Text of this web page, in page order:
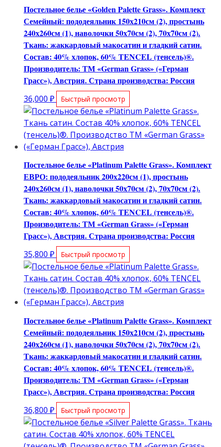
Постельное белье «Golden Palette Grass». Комплект
Семейный: пододеяльник 150х210см (2), простынь
240х260см (1), наволочки 50х70см (2), 70х70см (2).
Ткань: жаккардовый макосатин и гладкий сатин.
Состав: 40% хлопок, 60% TENCEL (тенсель)®.
Производитель: ТМ «German Grass» («Герман
Грасс»), Австрия. Страна производства: Россия
36,000 ₽ Быстрый просмотр
Постельное белье «Platinum Palette Grass». Комплект
ЕВРО: пододеяльник 200х220см (1), простынь
240х260см (1), наволочки 50х70см (2), 70х70см (2).
Ткань: жаккардовый макосатин и гладкий сатин.
Состав: 40% хлопок, 60% TENCEL (тенсель)®.
Производитель: ТМ «German Grass» («Герман
Грасс»), Австрия. Страна производства: Россия
35,800 ₽ Быстрый просмотр
Постельное белье «Platinum Palette Grass». Комплект
Семейный: пододеяльник 150х210см (2), простынь
240х260см (1), наволочки 50х70см (2), 70х70см (2).
Ткань: жаккардовый макосатин и гладкий сатин.
Состав: 40% хлопок, 60% TENCEL (тенсель)®.
Производитель: ТМ «German Grass» («Герман
Грасс»), Австрия. Страна производства: Россия
36,800 ₽ Быстрый просмотр